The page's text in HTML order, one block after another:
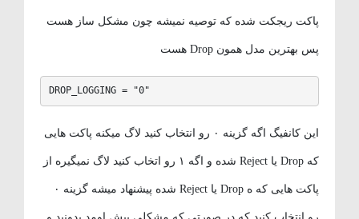
پاکت ریجکت شده که توصیه نمیشه چون مشکل ساز هست
پس بهترین مدل همون Drop هست
DROP_LOGGING = "0"
این کانفیگ اگه گزینه ۰ رو انتخاب کنید لاگ میکنه پاکت هایی
که Drop یا Reject شده و اگه ۱ رو اتخاب کنید لاگ نمیگیره از
پاکت هایی که ه Drop یا Reject شده پیشنهاد میشه گزینه ۰